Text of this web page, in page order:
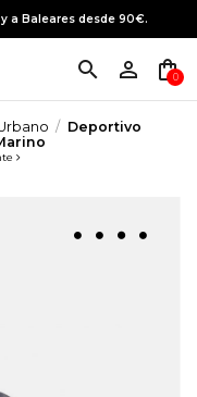
a Baleares desde 90€.
search person_outline shopping_bag
0
Deportivo